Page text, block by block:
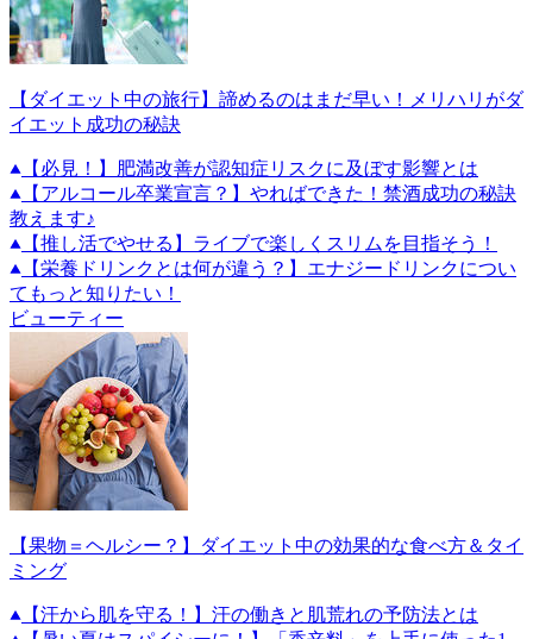
【ダイエット中の旅行】諦めるのはまだ早い！メリハリがダ
イエット成功の秘訣
【必見！】肥満改善が認知症リスクに及ぼす影響とは
【アルコール卒業宣言？】やればできた！禁酒成功の秘訣
教えます♪
【推し活でやせる】ライブで楽しくスリムを目指そう！
【栄養ドリンクとは何が違う？】エナジードリンクについ
てもっと知りたい！
ビューティー
【果物＝ヘルシー？】ダイエット中の効果的な食べ方＆タイ
ミング
【汗から肌を守る！】汗の働きと肌荒れの予防法とは